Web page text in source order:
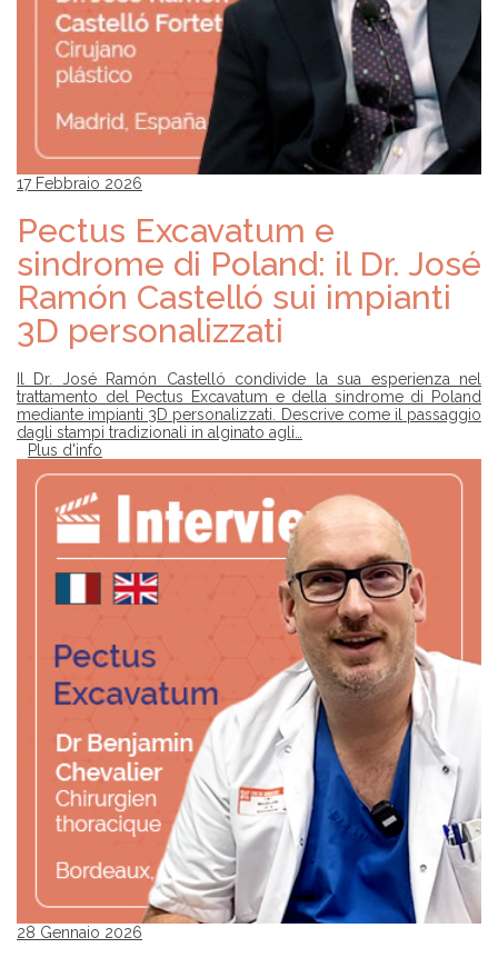
17 Febbraio 2026
Pectus Excavatum e
sindrome di Poland: il Dr. José
Ramón Castelló sui impianti
3D personalizzati
Il Dr. José Ramón Castelló condivide la sua esperienza nel
trattamento del Pectus Excavatum e della sindrome di Poland
mediante impianti 3D personalizzati. Descrive come il passaggio
dagli stampi tradizionali in alginato agli…
Plus d'info
28 Gennaio 2026